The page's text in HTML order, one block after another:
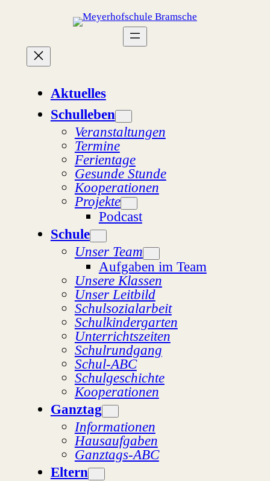
Aktuelles
Schulleben
Veranstaltungen
Termine
Ferientage
Gesunde Stunde
Kooperationen
Projekte
Podcast
Schule
Unser Team
Aufgaben im Team
Unsere Klassen
Unser Leitbild
Schulsozialarbeit
Schulkindergarten
Unterrichtszeiten
Schulrundgang
Schul-ABC
Schulgeschichte
Kooperationen
Ganztag
Informationen
Hausaufgaben
Ganztags-ABC
Eltern